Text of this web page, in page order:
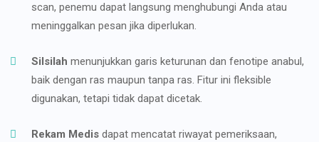
scan, penemu dapat langsung menghubungi Anda atau
meninggalkan pesan jika diperlukan.
Silsilah menunjukkan garis keturunan dan fenotipe anabul,
baik dengan ras maupun tanpa ras. Fitur ini fleksible
digunakan, tetapi tidak dapat dicetak.
Rekam Medis dapat mencatat riwayat pemeriksaan,